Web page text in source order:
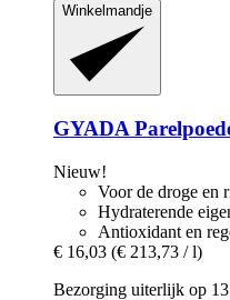
Winkelmandje
GYADA
Nieuw!
Voor de droge en
Hydraterende
Antioxidant en
€ 16,03 (€ 213,73 / l)
Bezorging uiterlijk op